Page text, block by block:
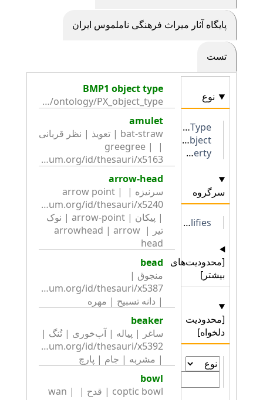
پایگاه آثار ميراث فرهنگی ناملموس ایران
تست
نوع
BME1 Object Type
E22 Man Made Object
Property
سرگروه
P137 exemplifies
[محدودیت‌های
بیشتر]
[محدودیت
دلخواه]
BMP1 object type
http://collection.britishmuseum.org/id/ontology/PX_object_type
amulet
| greegree |
http://collection.britishmuseum.org/id/thesauri/x5163
arrow-head
سرنیزه | arrow point |
تیر | arrowhead | arrow
head
bead
| دانه تسبیح | مهره
beaker
| مشربه | جام | پارچ
bowl
coptic bowl | قدح | wan |